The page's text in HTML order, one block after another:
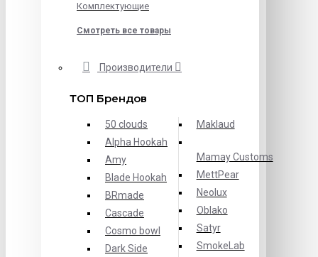
Комплектующие
Смотреть все товары
Производители
ТОП Брендов
50 clouds
Alpha Hookah
Amy
Blade Hookah
BRmade
Cascade
Cosmo bowl
Dark Side
Maklaud
Mamay Customs
MettPear
Neolux
Oblako
Satyr
SmokeLab